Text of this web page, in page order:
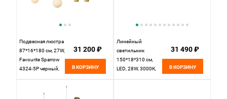
Подвесная люстра
87*16*180 см, 27W,
Favourite Sparrow
4324-5P черный,
31 200 ₽
В КОРЗИНУ
Линейный
светильник
150*18*310 см,
LED, 28W, 3000К,
31 490 ₽
В КОРЗИНУ